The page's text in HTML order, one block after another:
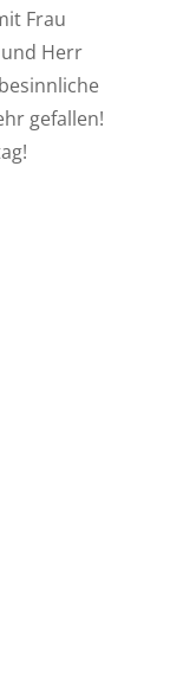
Frau
Herr
gefallen!